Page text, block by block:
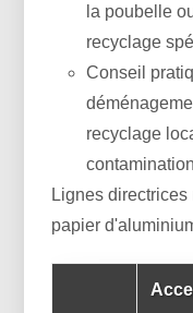
la poubelle
recyclage
Conseil
recyclage
Lignes
papier